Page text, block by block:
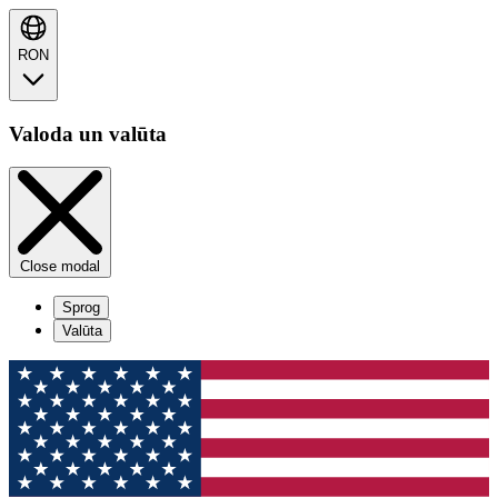
RON
Valoda un valūta
Close modal
Sprog
Valūta